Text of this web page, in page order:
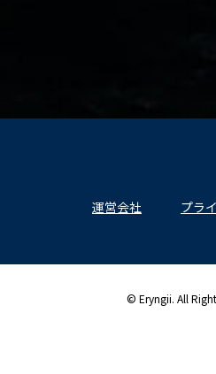
運営会社 プラ
© Eryngii. All